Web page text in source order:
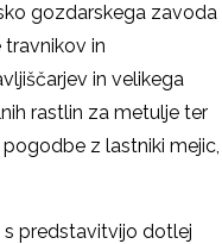
gozdarskega zavoda
in
in velikega
rastlin za metulje ter
z lastniki mejic,
s predstavitvijo dotlej